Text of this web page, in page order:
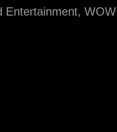
Entertainment,